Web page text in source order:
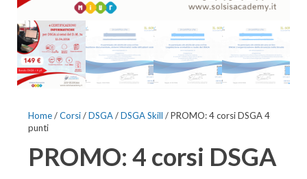
Home/Corsi/DSGA/DSGA Skill / PROMO: 4 corsi DSGA 4
punti
PROMO: 4 corsi DSGA